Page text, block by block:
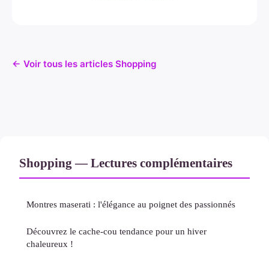
← Voir tous les articles Shopping
Shopping — Lectures complémentaires
Montres maserati : l'élégance au poignet des passionnés
Découvrez le cache-cou tendance pour un hiver
chaleureux !